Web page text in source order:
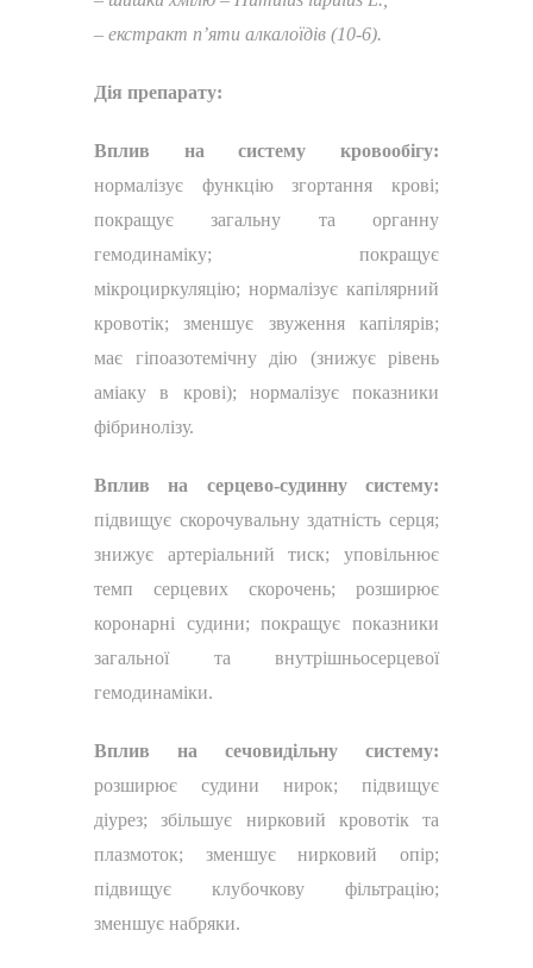
– екстракт п’яти алкалоїдів (10-6).
Дія препарату:
Вплив на систему кровообігу:
нормалізує функцію згортання крові;
покращує загальну та органну
гемодинаміку; покращує
мікроциркуляцію; нормалізує капілярний
кровотік; зменшує звуження капілярів;
має гіпоазотемічну дію (знижує рівень
аміаку в крові); нормалізує показники
фібринолізу.
Вплив на серцево-судинну систему:
підвищує скорочувальну здатність серця;
знижує артеріальний тиск; уповільнює
темп серцевих скорочень; розширює
коронарні судини; покращує показники
загальної та внутрішньосерцевої
гемодинаміки.
Вплив на сечовидільну систему:
розширює судини нирок; підвищує
діурез; збільшує нирковий кровотік та
плазмоток; зменшує нирковий опір;
підвищує клубочкову фільтрацію;
зменшує набряки.